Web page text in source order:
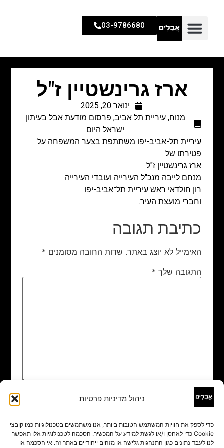
ניהול מדיניות פרטיות
כדי לספק את חוויות המשתמש הטובות ביותר, אנו משתמשים בטכנולוגיות כמו קובצי
Cookie כדי לאחסן ו/או לגשת למידע על המכשיר. הסכמה לטכנולוגיות אלו תאפשר
לנו לעבד נתונים כגון התנהגות גלישה או מזהים ייחודיים באתר זה. אי הסכמה או
03-9786680
ארז גרינשטיין ז"ל
ינואר 20, 2025
מנוח,עיריית תל אביב, פרסום מודעת אבל בעיתון
ישראל היום
עיריית תל-אביב-יפו משתתפת בצער המשפחה על
פטירתו של
ארז גרינשטיין ז"ל
מנחם לייבה מנכ"ל העירייה ועובדי העירייה
רון חולדאי ראש עיריית תל־אביב-יפו
וחברי מועצת העיר.
כתיבת תגובה
האימייל לא יוצג באתר. שדות החובה מסומנים *
התגובה שלך *
שם
אימייל*